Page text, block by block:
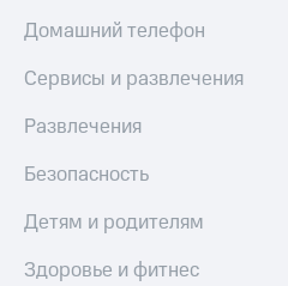
Домашний телефон
Сервисы и развлечения
Развлечения
Безопасность
Детям и родителям
Здоровье и фитнес